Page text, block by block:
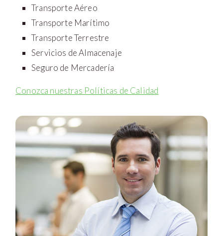
Transporte Aéreo
Transporte Marítimo
Transporte Terrestre
Servicios de Almacenaje
Seguro de Mercadería
Conozca nuestras Políticas de Calidad